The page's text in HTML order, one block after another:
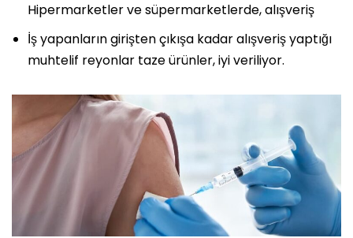
Hipermarketler ve süpermarketlerde, alışveriş
İş yapanların girişten çıkışa kadar alışveriş yaptığı
muhtelif reyonlar taze ürünler, iyi veriliyor.